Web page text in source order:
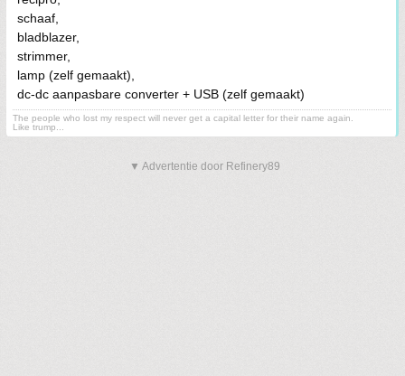
schaaf,
bladblazer,
strimmer,
lamp (zelf gemaakt),
dc-dc aanpasbare converter + USB (zelf gemaakt)
The people who lost my respect will never get a capital letter for their name again.
Like trump...
▼ Advertentie door Refinery89